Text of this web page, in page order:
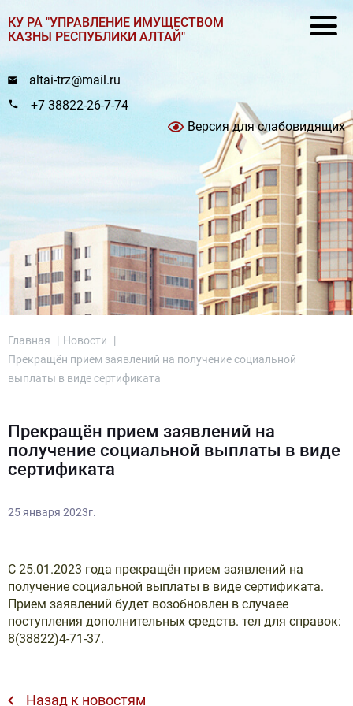
КУ РА "УПРАВЛЕНИЕ ИМУЩЕСТВОМ
КАЗНЫ РЕСПУБЛИКИ АЛТАЙ"
altai-trz@mail.ru
+7 38822-26-7-74
Версия для слабовидящих
Главная | Новости
|
Прекращён прием заявлений на получение социальной
выплаты в виде сертификата
Прекращён прием заявлений на
получение социальной выплаты в виде
сертификата
25 января 2023г.
С 25.01.2023 года прекращён прием заявлений на
получение социальной выплаты в виде сертификата.
Прием заявлений будет возобновлен в случаее
поступления дополнительных средств. тел для справок:
8(38822)4-71-37.
Назад к новостям